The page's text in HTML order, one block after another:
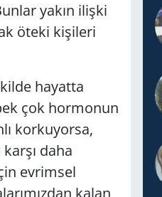
yakın ilişki
öteki kişileri
hayatta
çok hormonun
korkuyorsa,
daha
evrimsel